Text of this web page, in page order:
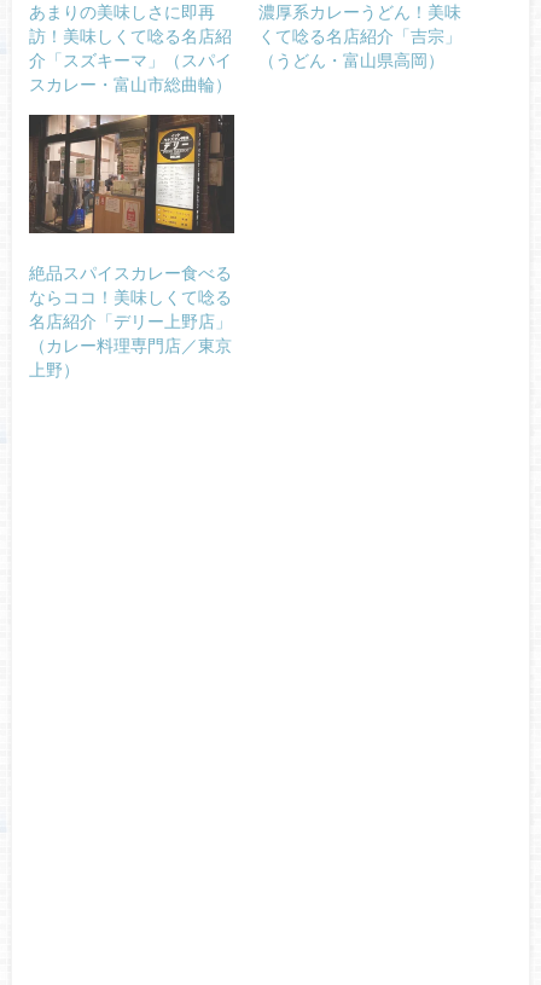
あまりの美味しさに即再
訪！美味しくて唸る名店紹
介「スズキーマ」（スパイ
スカレー・富山市総曲輪）
濃厚系カレーうどん！美味
くて唸る名店紹介「吉宗」
（うどん・富山県高岡）
絶品スパイスカレー食べる
ならココ！美味しくて唸る
名店紹介「デリー上野店」
（カレー料理専門店／東京
上野）